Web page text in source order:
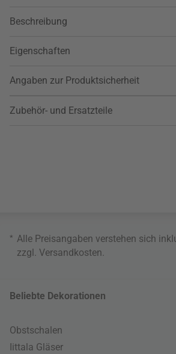
Beschreibung
Eigenschaften
Angaben zur Produktsicherheit
Zubehör- und Ersatzteile
* Alle Preisangaben verstehen sich
zzgl. Versandkosten
Beliebte Dekorationen
Obstschalen
Iittala Gläser